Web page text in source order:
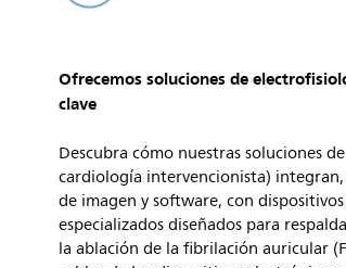
Ofrecemos soluciones de
clave
Descubra cómo nuestras soluciones
cardiología intervencionista) integran,
de imagen y software, con
especializados diseñados para
la ablación de la fibrilación auricular